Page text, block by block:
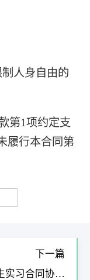
人身自由的
第1项约定支
履行本合同第
下一篇
实习合同协议